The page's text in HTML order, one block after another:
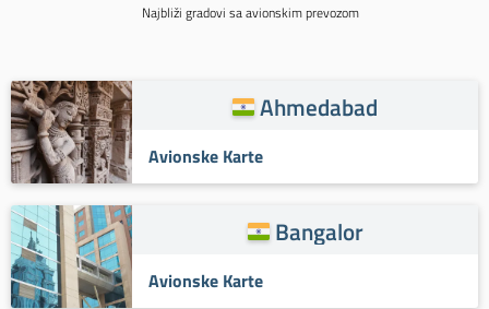
Najbliži gradovi sa avionskim prevozom
Ahmedabad
Avionske Karte
Bangalor
Avionske Karte